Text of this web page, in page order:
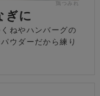
鶏つみれ
ぎに
ねやハンバーグの
ウダーだから練り